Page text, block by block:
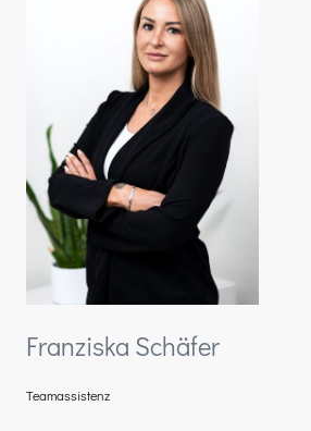
Franziska Schäfer
Teamassistenz